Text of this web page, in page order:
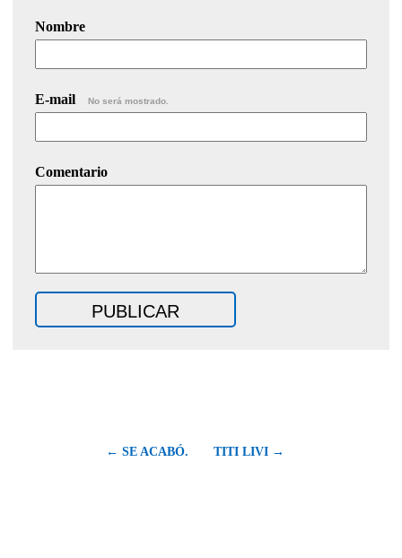
Nombre
E-mail No será mostrado.
Comentario
← SE ACABÓ. TITI LIVI →